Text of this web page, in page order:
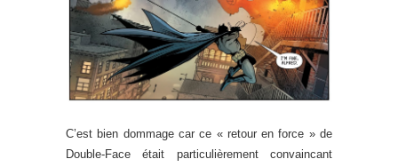
C’est bien dommage car ce « retour en force » de
Double-Face était particulièrement convaincant